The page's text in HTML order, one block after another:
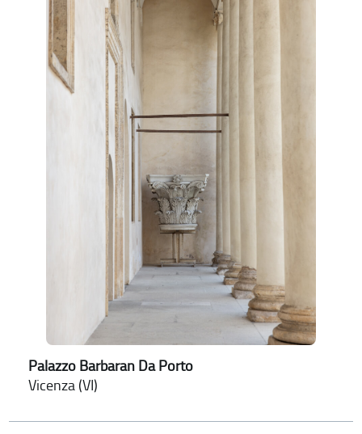
Palazzo Barbaran Da Porto
Vicenza (VI)